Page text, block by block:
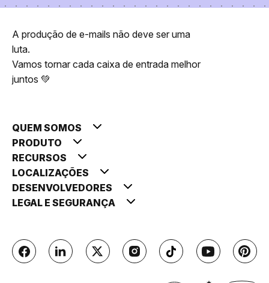
A produção de e-mails não deve ser uma
luta.
Vamos tornar cada caixa de entrada melhor
juntos 💚
QUEM SOMOS
PRODUTO
RECURSOS
LOCALIZAÇÕES
DESENVOLVEDORES
LEGAL E SEGURANÇA